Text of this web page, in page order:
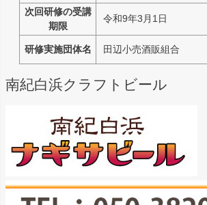
次回研修の受講
期限
令和9年3月1日
研修実施団体名 田辺小売酒販組合
南紀白浜クラフトビール